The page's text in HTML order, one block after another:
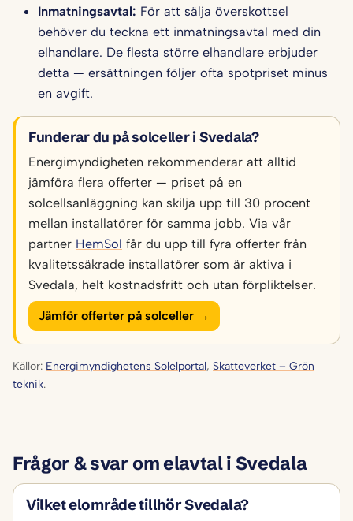
Inmatningsavtal: För att sälja överskottsel
behöver du teckna ett inmatningsavtal med din
elhandlare. De flesta större elhandlare erbjuder
detta — ersättningen följer ofta spotpriset minus
en avgift.
Funderar du på solceller i Svedala?
Energimyndigheten rekommenderar att alltid
jämföra flera offerter — priset på en
solcellsanläggning kan skilja upp till 30 procent
mellan installatörer för samma jobb. Via vår
partner HemSol får du upp till fyra offerter från
kvalitetssäkrade installatörer som är aktiva i
Svedala, helt kostnadsfritt och utan förpliktelser.
Jämför offerter på solceller →
Källor: Energimyndighetens Solelportal, Skatteverket – Grön
teknik.
Frågor & svar om elavtal i Svedala
Vilket elområde tillhör Svedala?